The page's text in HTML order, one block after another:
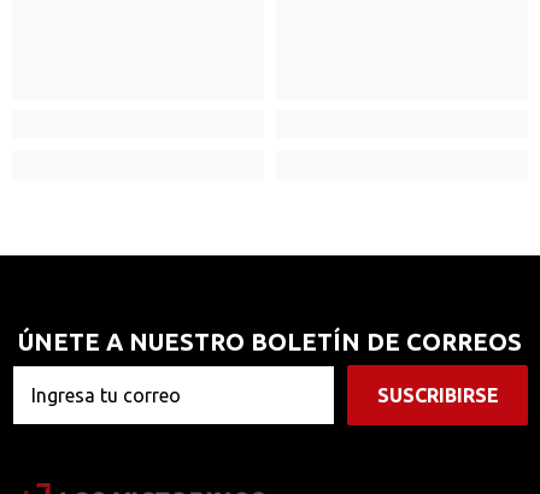
ÚNETE A NUESTRO BOLETÍN DE CORREOS
SUSCRIBIRSE